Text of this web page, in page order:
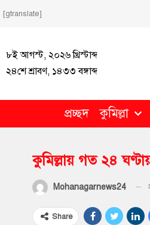
[gtranslate]
৮ই আগস্ট, ২০২৬ খ্রিস্টাব্দ
২৪শে শ্রাবণ, ১৪৩৩ বঙ্গাব্দ
প্রচ্ছদ কুমিল্লা
কুমিল্লায় গত ২৪
Mohanagarnews24
Share